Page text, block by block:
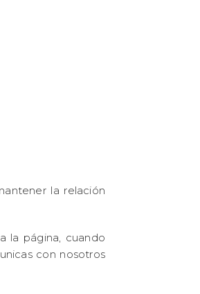
la relación
la página, cuando
con nosotros